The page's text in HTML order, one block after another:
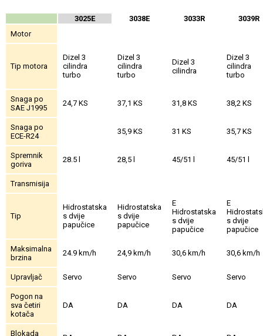
3025E 3038E 3033R
3039R
Motor
Tip motora
Dizel 3
cilindra
turbo
Dizel 3
cilindra
turbo
Dizel 3
cilindra
Dizel 3
cilindra
turbo
Snaga po
SAE J1995
24,7 KS 37,1 KS 31,8 KS 38,2 KS
Snaga po
ECE-R24
35,9 KS 31 KS 35,7 KS
Spremnik
goriva
28.5 l 28,5 l 45/51 l 45/51 l
Transmisija
Tip
Hidrostatska
s dvije
papučice
Hidrostatska
s dvije
papučice
E
Hidrostatska
s dvije
papučice
E
s dvije
papučice
Maksimalna
brzina
24.9 km/h 24,9 km/h 30,6 km/h 30,6 km/h
Upravljač Servo Servo Servo Servo
Pogon na
sva četiri
kotača
DA DA DA DA
Blokada